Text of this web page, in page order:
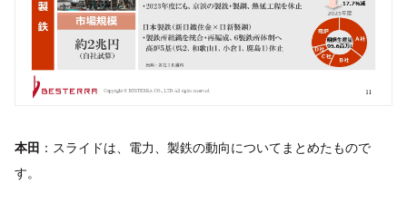
本田 ：スライドは、電力、製鉄の動向についてまとめたもので
す。